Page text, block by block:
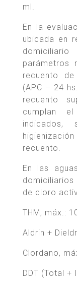
ml.
En la
ubicada en
parámetros
recuento
(APC – 24
recuento
cumplan
recuento.
En las
de cloro
THM, máx.:
Aldrin +
Clordano,
DDT (Total +